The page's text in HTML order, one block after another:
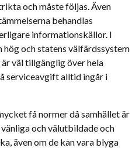
och måste följas. Även
behandlas
informationskällor. I
hög och statens välfärdssystem
väl tillgänglig över hela
serviceavgift alltid ingår i
få normer då samhället är
och välutbildade och
även om de kan vara blyga